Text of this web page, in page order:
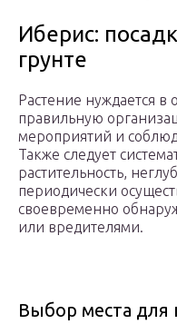
Иберис:
грунте
Растение нуждается
правильную
мероприятий и
Также следует
растительность,
периодически
своевременно
или вредителями.
Выбор места для